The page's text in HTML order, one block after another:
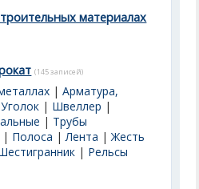
материалах
(145 записей)
|Арматура,
Уголок | Швеллер |
| Трубы
| Полоса |Лента |Жесть
| Рельсы